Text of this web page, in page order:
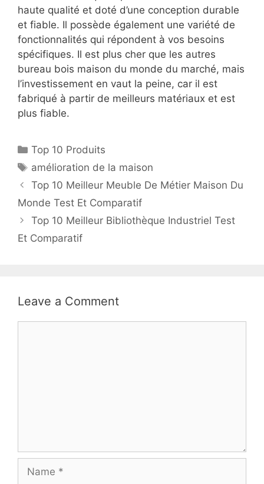
haute qualité et doté d’une conception durable
et fiable. Il possède également une variété de
fonctionnalités qui répondent à vos besoins
spécifiques. Il est plus cher que les autres
bureau bois maison du monde du marché, mais
l’investissement en vaut la peine, car il est
fabriqué à partir de meilleurs matériaux et est
plus fiable.
Top 10 Produits
amélioration de la maison
Top 10 Meilleur Meuble De Métier Maison Du
Monde Test Et Comparatif
Top 10 Meilleur Bibliothèque Industriel Test
Et Comparatif
Leave a Comment